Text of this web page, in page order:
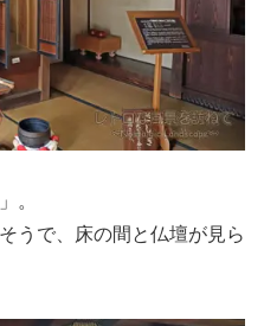
。
うで、床の間と仏壇が見ら